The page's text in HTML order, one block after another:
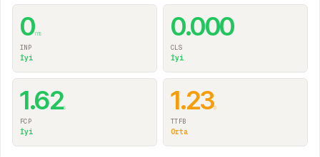
0ms
INP
İyi
0.000
CLS
İyi
1.62s
FCP
İyi
1.23s
TTFB
Orta